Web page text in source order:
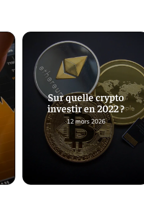
Sur quelle crypto
investir en 2022 ?
12 mars 2026